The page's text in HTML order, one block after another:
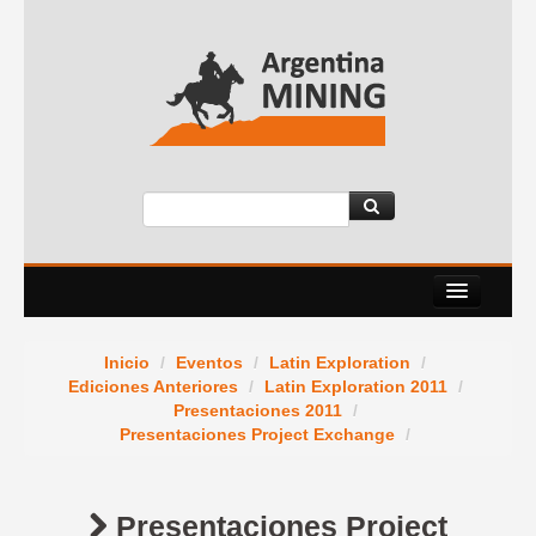
Eventos
Servicios
Contacto
Inicio / Eventos / Latin Exploration
/
Ediciones Anteriores
/ Latin Exploration 2011
/
Presentaciones 2011
/
Presentaciones Project Exchange
/
Presentaciones Project